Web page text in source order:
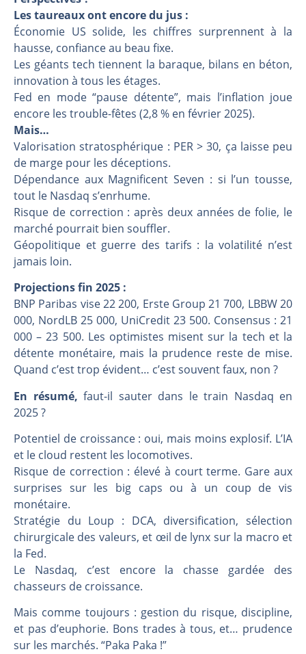
Les taureaux ont encore du jus :
Économie US solide, les chiffres surprennent à la
hausse, confiance au beau fixe.
Les géants tech tiennent la baraque, bilans en béton,
innovation à tous les étages.
Fed en mode “pause détente”, mais l’inflation joue
encore les trouble-fêtes (2,8 % en février 2025).
Mais…
Valorisation stratosphérique : PER > 30, ça laisse peu
de marge pour les déceptions.
Dépendance aux Magnificent Seven : si l’un tousse,
tout le Nasdaq s’enrhume.
Risque de correction : après deux années de folie, le
marché pourrait bien souffler.
Géopolitique et guerre des tarifs : la volatilité n’est
jamais loin.
Projections fin 2025 :
BNP Paribas vise 22 200, Erste Group 21 700, LBBW 20
000, NordLB 25 000, UniCredit 23 500. Consensus : 21
000 – 23 500. Les optimistes misent sur la tech et la
détente monétaire, mais la prudence reste de mise.
Quand c’est trop évident… c’est souvent faux, non ?
En résumé, faut-il sauter dans le train Nasdaq en
2025 ?
Potentiel de croissance : oui, mais moins explosif. L’IA
et le cloud restent les locomotives.
Risque de correction : élevé à court terme. Gare aux
surprises sur les big caps ou à un coup de vis
monétaire.
Stratégie du Loup : DCA, diversification, sélection
chirurgicale des valeurs, et œil de lynx sur la macro et
la Fed.
Le Nasdaq, c’est encore la chasse gardée des
chasseurs de croissance.
Mais comme toujours : gestion du risque, discipline,
et pas d’euphorie. Bons trades à tous, et… prudence
sur les marchés. “Paka Paka !”